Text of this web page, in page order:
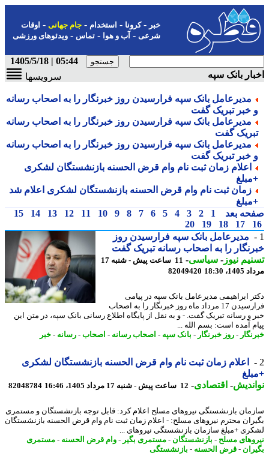
-کرونا-استخدام- جام جهانی-اوقات
شرعی-آب و هوا-تماس-ویدئوهای ورزشی
05:44 | 1405/5/18
بانک سپه
سرویسها
مدیرعامل بانک سپه فرارسیدن روز خبرنگار را به اصحاب رسانه
خبر تبریک گفت
مدیرعامل بانک سپه فرارسیدن روز خبرنگار را به اصحاب رسانه
گفت
مدیرعامل بانک سپه فرارسیدن روز خبرنگار را به اصحاب رسانه
خبر تبریک گفت
اعلام زمان ثبت نام وام قرض الحسنه بازنشستگان لشکری
زمان ثبت نام وام قرض الحسنه بازنشستگان لشکری اعلام شد
بعد
1
2
3
4
5
6
7
8
9
10
11
12
13
14
15
17
18
19
20
مدیرعامل بانک سپه فرارسیدن روز
را به اصحاب رسانه تبریک گفت
نیوز-سیاسی-
11 ساعت پیش - شنبه 17
18:30
82049420
ابراهیمی مدیرعامل بانک سپه در پیامی
فرارسیدن 17 مرداد ماه روز خبرنگار را به اصحاب
و رسانه تبریک گفت. - و به نقل از پایگاه اطلاع رسانی بانک سپه، در متن این
آمده است: بسم الله ...
-روز خبرنگار -بانک سپه -اصحاب رسانه-اصحاب-رسانه-خبر
اعلام زمان ثبت نام وام قرض الحسنه بازنشستگان لشکری
-اقتصادی-12 ساعت پیش - شنبه 17 مرداد 1405، 16:46 82048784
بازنشستگی نیروهای مسلح اعلام کرد: قابل توجه بازنشستگان و مستمری
محترم نیروهای مسلح: - اعلام زمان ثبت نام وام قرض الحسنه بازنشستگان
+مبلغ سازمان بازنشستگی نیروهای ...
مسلح-بازنشستگان-مستمری بگیر -وام قرض الحسنه-مستمری
- قرض الحسنه-بازنشستگی